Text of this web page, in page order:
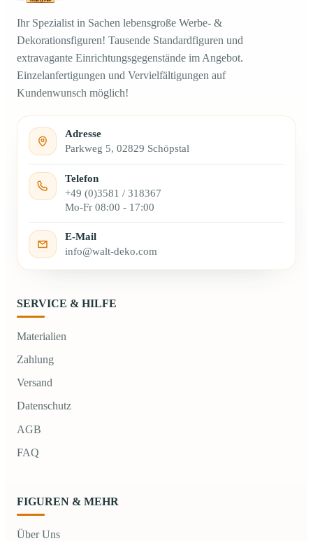
Ihr Spezialist in Sachen lebensgroße Werbe- &
Dekorationsfiguren! Tausende Standardfiguren und
extravagante Einrichtungsgegenstände im Angebot.
Einzelanfertigungen und Vervielfältigungen auf
Kundenwunsch möglich!
Adresse
Parkweg 5, 02829 Schöpstal
Telefon
+49 (0)3581 / 318367
Mo-Fr 08:00 - 17:00
E-Mail
info@walt-deko.com
SERVICE & HILFE
Materialien
Zahlung
Versand
Datenschutz
AGB
FAQ
FIGUREN & MEHR
Über Uns